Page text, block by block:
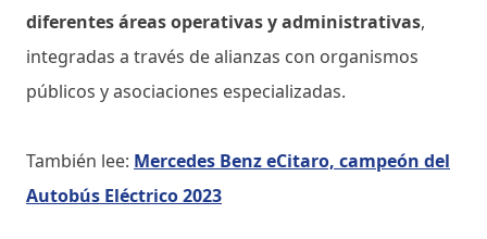
diferentes áreas operativas y administrativas,
integradas a través de alianzas con organismos
públicos y asociaciones especializadas.
También lee: Mercedes Benz eCitaro, campeón del
Autobús Eléctrico 2023